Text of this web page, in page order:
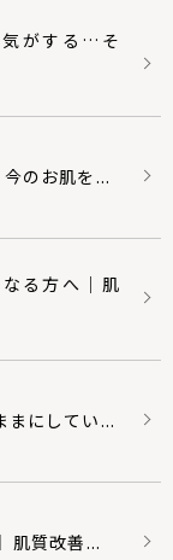
気がする…そ
のお肌を...
る方へ｜肌
まにしてい...
肌質改善...